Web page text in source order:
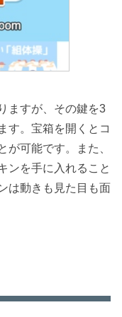
ますが、その鍵を3
す。宝箱を開くとコ
が可能です。また、
ンを手に入れること
は動きも見た目も面